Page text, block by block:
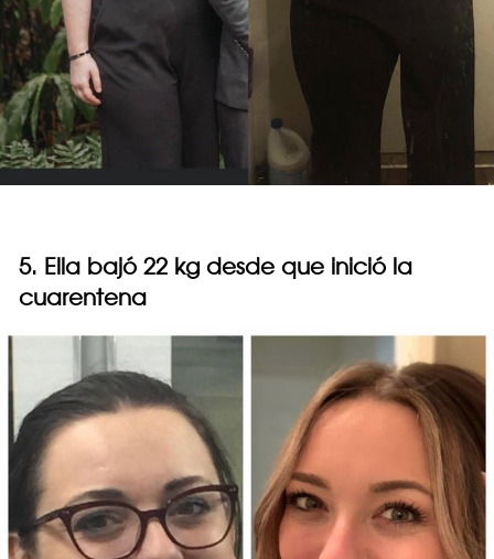
5. Ella bajó 22 kg desde que inició la
cuarentena